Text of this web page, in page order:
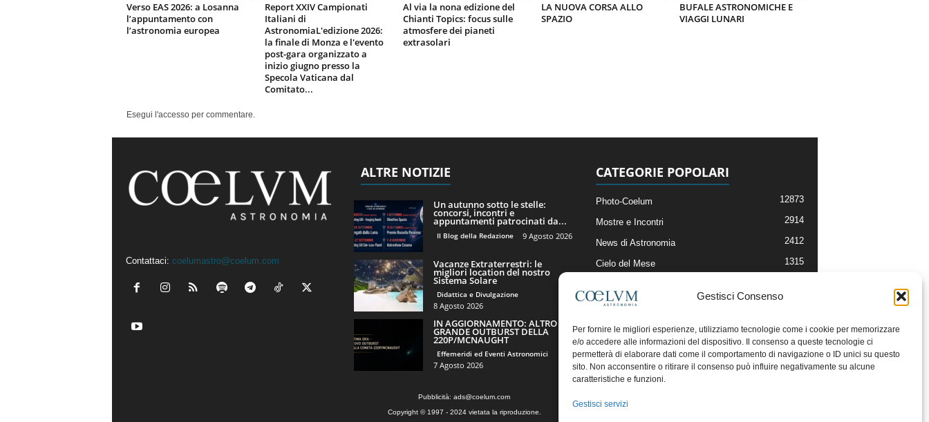
Gestisci Consenso
Per fornire le migliori esperienze, utilizziamo tecnologie come i cookie per memorizzare
e/o accedere alle informazioni del dispositivo. Il consenso a queste tecnologie ci
permetterà di elaborare dati come il comportamento di navigazione o ID unici su questo
sito. Non acconsentire o ritirare il consenso può influire negativamente su alcune
caratteristiche e funzioni.
Gestisci servizi
Verso EAS 2026: a Losanna
l’appuntamento con
l’astronomia europea
Report XXIV Campionati
Italiani di
AstronomiaL'edizione 2026:
la finale di Monza e l'evento
post-gara organizzato a
inizio giugno presso la
Specola Vaticana dal
Comitato...
Al via la nona edizione del
Chianti Topics: focus sulle
atmosfere dei pianeti
extrasolari
LA NUOVA CORSA ALLO
SPAZIO
BUFALE ASTRONOMICHE E
VIAGGI LUNARI
Esegui l'accesso per commentare.
Contattaci: coelumastro@coelum.com
ALTRE NOTIZIE
Un autunno sotto le stelle:
concorsi, incontri e
appuntamenti patrocinati da...
Il Blog della Redazione 9 Agosto 2026
Vacanze Extraterrestri: le
migliori location del nostro
Sistema Solare
Didattica e Divulgazione
8 Agosto 2026
IN AGGIORNAMENTO: ALTRO
GRANDE OUTBURST DELLA
220P/MCNAUGHT
Effemeridi ed Eventi Astronomici
7 Agosto 2026
CATEGORIE POPOLARI
Photo-Coelum 12873
Mostre e Incontri 2914
News di Astronomia 2412
Cielo del Mese 1315
Articoli e Risorse On-Line
Il Blog della Redazione
Pubblicità: ads@coelum.com
Copyright © 1997 - 2024 vietata la riproduzione.